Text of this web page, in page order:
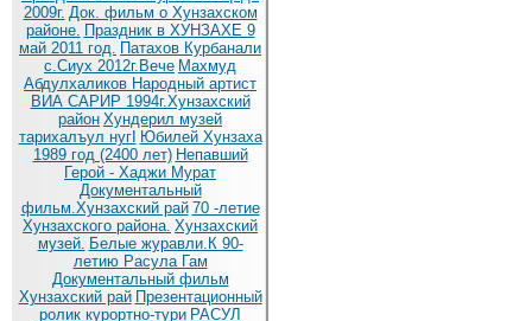
2009г. Док. фильм о Хунзахском
районе. Праздник в ХУНЗАХЕ 9
май 2011 год. Патахов Курбанали
с.Сиух 2012г.Вече Махмуд
Абдулхаликов Народный артист
ВИА САРИР 1994г.Хунзахский
район Хундерил музей
тарихалъул нугI Юбилей Хунзаха
1989 год (2400 лет) Непавший
Герой - Хаджи Мурат
Документальный
фильм.Хунзахский рай 70 -летие
Хунзахского района. Хунзахский
музей. Белые журавли.К 90-
летию Расула Гам
Документальный фильм
Хунзахский рай Презентационный
ролик курортно-тури РАСУЛ